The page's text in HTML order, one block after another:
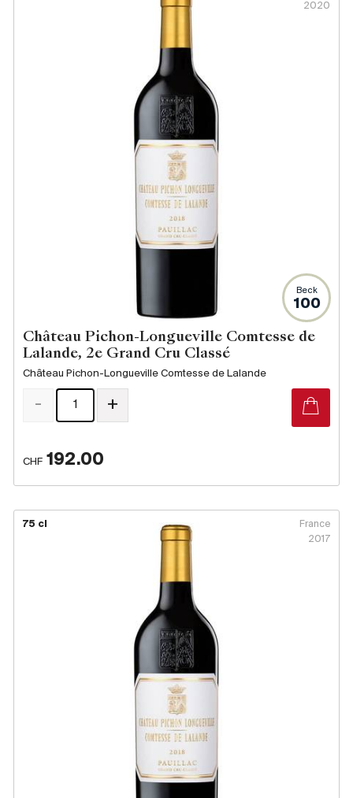
2020
Beck
100
Château Pichon-Longueville Comtesse de
Lalande, 2e Grand Cru Classé
Château Pichon-Longueville Comtesse de Lalande
CHF 192.00
- +
75 cl
France
2017